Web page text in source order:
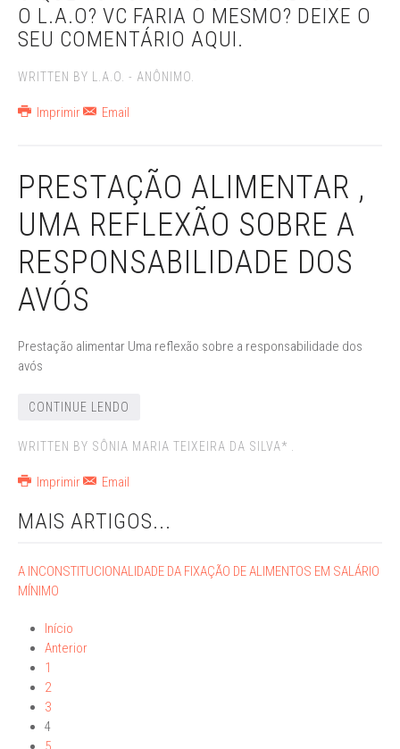
O L.A.O? VC FARIA O MESMO? DEIXE O
SEU COMENTÁRIO AQUI.
WRITTEN BY L.A.O. - ANÔNIMO.
Imprimir Email
PRESTAÇÃO ALIMENTAR ,
UMA REFLEXÃO SOBRE A
RESPONSABILIDADE DOS
AVÓS
Prestação alimentar Uma reflexão sobre a responsabilidade dos
avós
CONTINUE LENDO
WRITTEN BY SÔNIA MARIA TEIXEIRA DA SILVA* .
Imprimir Email
MAIS ARTIGOS...
A INCONSTITUCIONALIDADE DA FIXAÇÃO DE ALIMENTOS EM SALÁRIO
MÍNIMO
Início
Anterior
1
2
3
4